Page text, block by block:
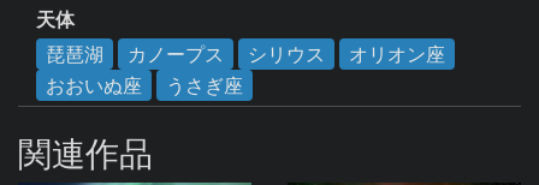
天体
琵琶湖
カノープス シリウス
オリオン座
おおいぬ座
うさぎ座
関連作品